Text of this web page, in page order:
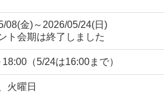
08(金)～2026/05/24(日)
ト会期は終了しました
（5/24は16:00まで）
火曜日